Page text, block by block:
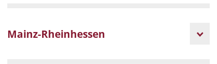
Mainz-Rheinhessen